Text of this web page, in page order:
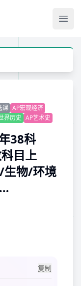
课 AP宏观经济
界历史 AP艺术史
38科
目上
生物/环境
复制